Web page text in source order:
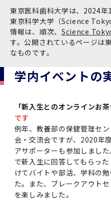
基本理念・沿革
基本理念・沿革トップ
建物沿革
歴代校長及び学長
学生歌
東京医科歯科大学の特色
学
教育について
研究について
医療について
キャンパスマップ
運営組織トップ
大学組織一覧
学長・役員
広報誌・刊行物
広報誌・刊行物トップ
大学紹介動画
大学の計画と評価
大学の計画と評価トップ
四大学連合
大学案内
学部受験生向け「大学
アドミッション・ポリシー
入試制度
入試制度トップ
学部などについて
大学院入学案内トップ
募集要項
募集要項トップ
WEB出願
聴講生・科目等履修生お
聴講生・科目等履修生
トップ
医学部
入学に関するお問い合わ
学生生活トップ
Science Tokyo
令和8年度（2026年度）
フロントランナー育成
Tokyo Post-SPRING(医
て
令和7年度（2025年度
代フロントランナー育
令和8年度（2026年度）
ための共創型エキスパ
対象学生（Science
系）生）の募集について
令和7年度トップレベル
エキスパート人材育成プ
援制度
CS（クリニシャン・サ
援制度トップ
令和８年度（2026年度
サイエンティスト）養
て
授業・カリキュラム
授業・カリキュラムトッ
四大学連合･複合領域コ
入学料・授業料・奨学金
入学料・授業料・奨学金
留学情報
教育研究組織等
教育研究組織等トップ
ポリシー
ポリシートップ
医学部（医学科･保健衛
医学部（医学科･保健衛
医学部（医学科･保健衛
歯学部（歯学科･口腔保
歯学部（歯学科･口腔保健
教養部
教養部トップ
大学院医歯学総合研究科
大学病院
歯科（歯系診療部門）
外部資金
外部資金トップ
研究費獲得支援
研究手続き
研究手続きトップ
研究活動
大
受験生 在
企業・
病
東京医科歯科大学は、2024年
東京科学大学（Science
情報は、順次、 Science
す。公開されているページは
なものです。
学内イベントの
「新入生とのオンラインお
です
例年、教養部の保健管理セ
会・交流会ですが、2020年
アサポーターも参加しまし
で新入生に回答してもらっ
けてバイトや部活、学科の
た。また、ブレークアウト
を楽しみました。